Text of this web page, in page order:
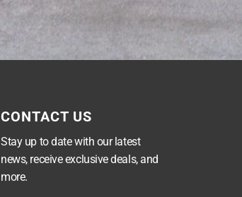
CONTACT US
Stay up to date with our latest
news, receive exclusive deals, and
more.